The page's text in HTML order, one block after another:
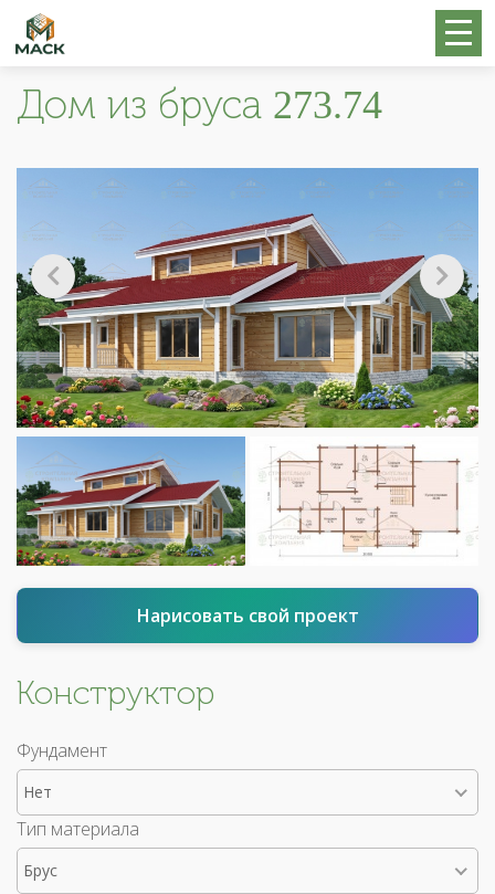
Дом из бруса 273.74
Нарисовать свой проект
Конструктор
Фундамент
Нет
Тип материала
Брус